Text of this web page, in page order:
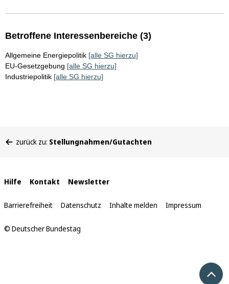
Betroffene Interessenbereiche (3)
Allgemeine Energiepolitik [alle SG hierzu]
EU-Gesetzgebung [alle SG hierzu]
Industriepolitik [alle SG hierzu]
befinden
zurück zu: Stellungnahmen/Gutachten
Interne
Links
Hilfe Kontakt Newsletter
Barrierefreiheit Datenschutz Inhalte melden Impressum
© Deutscher Bundestag